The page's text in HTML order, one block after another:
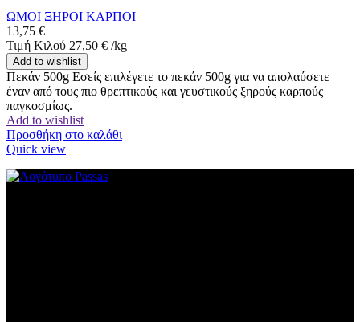
ΩΜΟΙ ΞΗΡΟΙ ΚΑΡΠΟΙ
13,75 €
Τιμή Κιλού 27,50 € /kg
Add to wishlist
Πεκάν 500g Εσείς επιλέγετε το πεκάν 500g για να απολαύσετε
έναν από τους πιο θρεπτικούς και γευστικούς ξηρούς καρπούς
παγκοσμίως.
Add to wishlist
Προσθήκη στο καλάθι
Quick view